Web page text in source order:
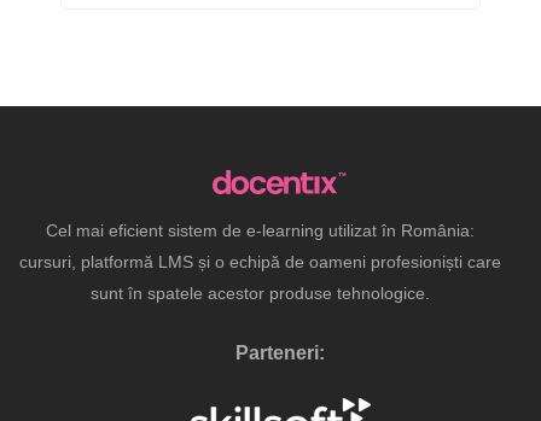
Cel mai eficient sistem de e-learning utilizat în România:
cursuri, platformă LMS și o echipă de oameni profesioniști care
sunt în spatele acestor produse tehnologice.
Parteneri: